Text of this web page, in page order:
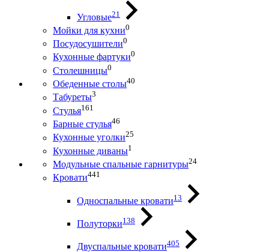
Угловые21
Мойки для кухни0
Посудосушители0
Кухонные фартуки0
Столешницы0
Обеденные столы40
Табуреты3
Стулья161
Барные стулья46
Кухонные уголки25
Кухонные диваны1
Модульные спальные гарнитуры24
Кровати441
Односпальные кровати13
Полуторки138
Двуспальные кровати405